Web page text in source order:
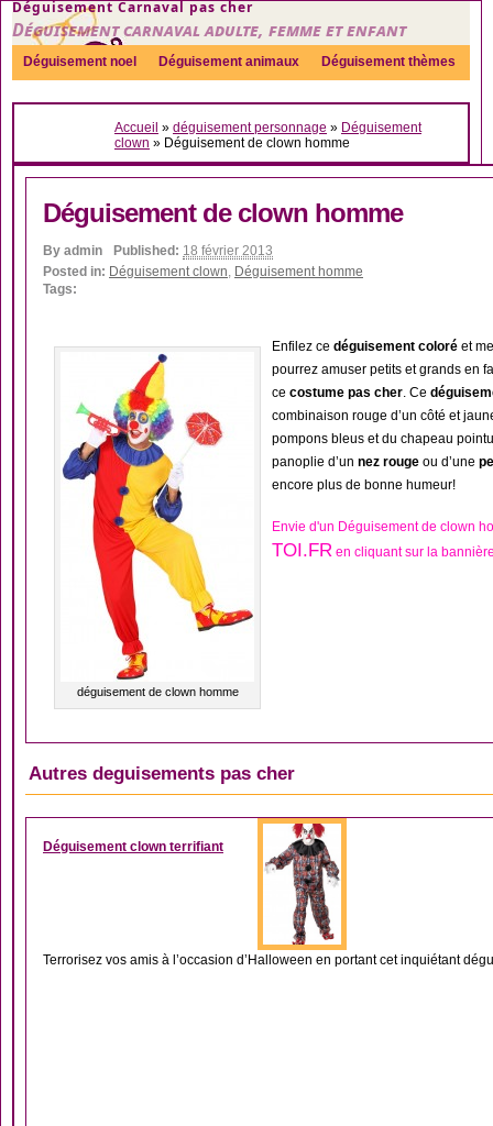
Déguisement Carnaval pas cher
Déguisement carnaval adulte, femme et enfant
Déguisement noel Déguisement animaux Déguisement thèmes
Sexy Déguisement couple Déguisements par genre Idées
Accueil » déguisement personnage » Déguisement
clown » Déguisement de clown homme
Déguisement de clown homme
By admin Published: 18 février 2013
Posted in: Déguisement clown, Déguisement homme
Tags:
déguisement de clown homme
Enfilez ce déguisement coloré et
pourrez amuser petits et grands en
ce costume pas cher. Ce
combinaison rouge d’un côté et
pompons bleus et du chapeau
panoplie d’un nez rouge ou d’une
encore plus de bonne humeur!
Envie d'un Déguisement de clown
TOI.FR en cliquant sur la
Autres deguisements pas cher
DÉGUISEMENT
Déguisement clown terrifiant
Terrorisez vos amis à l’occasion d’Halloween en portant cet inquiétant